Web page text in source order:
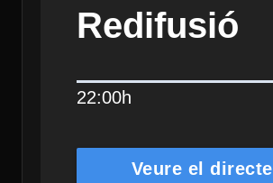
Redifusió
22:00h
Veure el directe